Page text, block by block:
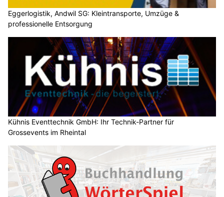
Eggerlogistik, Andwil SG: Kleintransporte, Umzüge &
professionelle Entsorgung
Kühnis Eventtechnik GmbH: Ihr Technik-Partner für
Grossevents im Rheintal